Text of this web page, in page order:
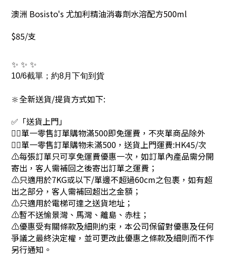
澳洲 Bosisto's 尤加利精油消毒劑水溶配方500ml
$85/支
✨ ✨ ✨
10/6截單；約8月下旬到貨
🔆全新送貨/提貨方式如下:
✅「送貨上門」
👉🏻單一零售訂單購物滿500即免運費，不夾單商品除外
👉🏻單一零售訂單購物未滿500，送貨上門運費:HK45/次
⚠每張訂單只可享免運費優惠一次，如訂單內產品需分開
寄出，客人需補回之後寄出訂單之運費；
⚠只適用於7KG或以下/單邊不超過60cm之包裹，如有超
出之部分，客人需補回超出之金額；
⚠只適用於電梯可達之送貨地址；
⚠暫不送愉景灣、馬灣、離島、赤柱；
⚠優惠受有關條款及細則約束，本公司保留對優惠及任何
爭議之最終決定權，並可更改此優惠之條款及細則而不作
另行通知。